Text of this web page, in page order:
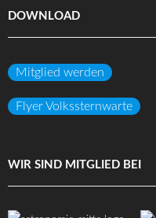
DOWNLOAD
Mitglied werden
Flyer Volkssternwarte
WIR SIND MITGLIED BEI